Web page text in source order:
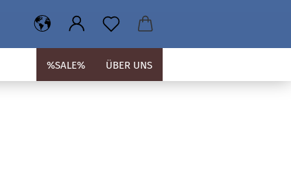
%SALE% ÜBER UNS